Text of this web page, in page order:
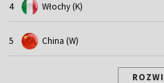
4 Włochy (K)
5 China (W)